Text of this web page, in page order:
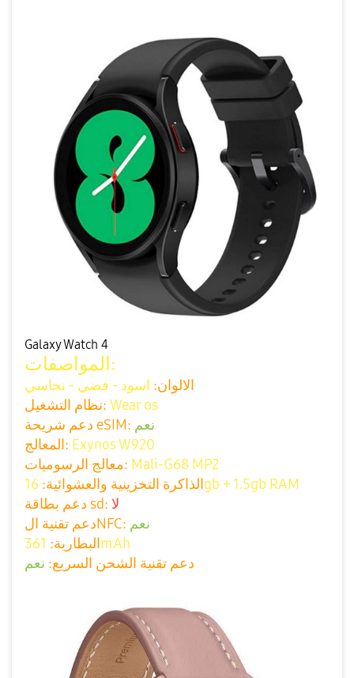
Galaxy Watch 4
المواصفات:
الالوان: اسود - فضي - نحاسي
نظام التشغيل: Wear os
دعم شريحة eSIM: نعم
المعالج: Exynos W920
معالج الرسوميات: Mali-G68 MP2
الذاكرة التخزينية والعشوائية:16gb + 1.5gb RAM
دعم بطاقة sd: لا
دعم تقنية الNFC: نعم
البطارية:361mAh
دعم تقنية الشحن السريع: نعم